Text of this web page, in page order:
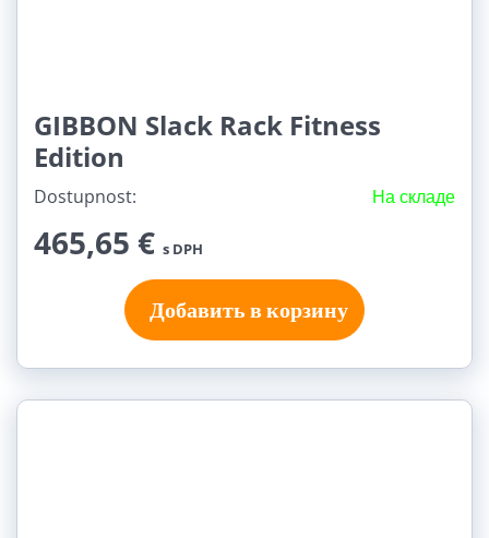
GIBBON Slack Rack Fitness
Edition
Dostupnost: На складе
465,65 € s DPH
Добавить в корзину